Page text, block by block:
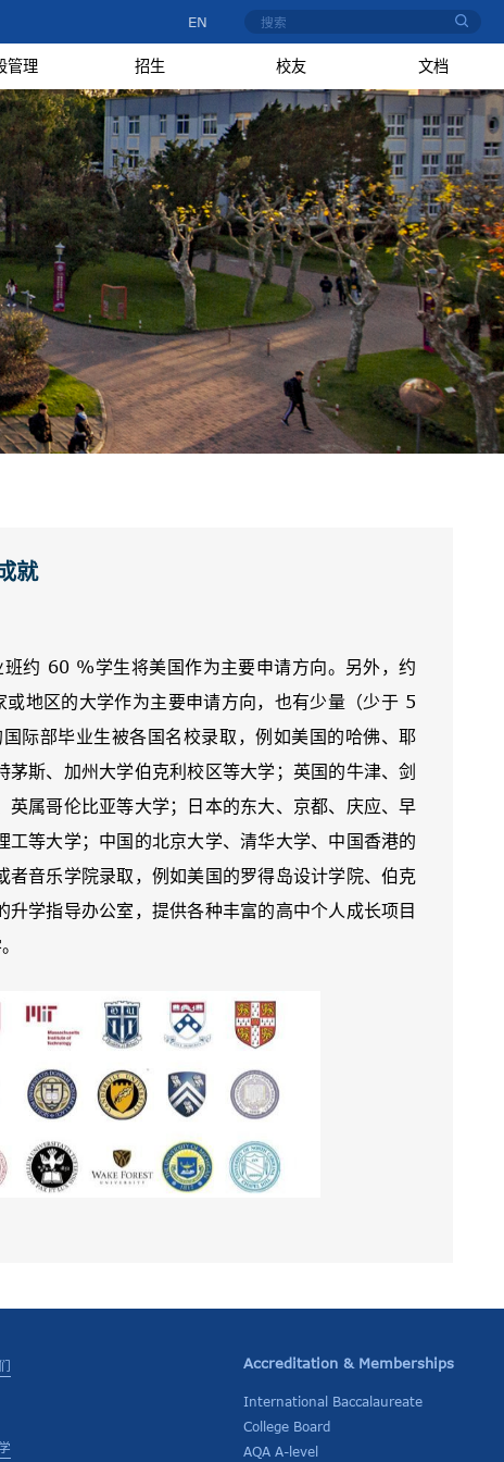
EN
管理 招生 校友 文档
就
60 %学生将美国作为主要申请方向。另外，约
地区的大学作为主要申请方向，也有少量（少于 5
际部毕业生被各国名校录取，例如美国的哈佛、耶
斯、加州大学伯克利校区等大学；英国的牛津、剑
属哥伦比亚等大学；日本的东大、京都、庆应、早
等大学；中国的北京大学、清华大学、中国香港的
音乐学院录取，例如美国的罗得岛设计学院、伯克
学指导办公室，提供各种丰富的高中个人成长项目
Accreditation & Memberships
International Baccalaureate
College Board
AQA A-level